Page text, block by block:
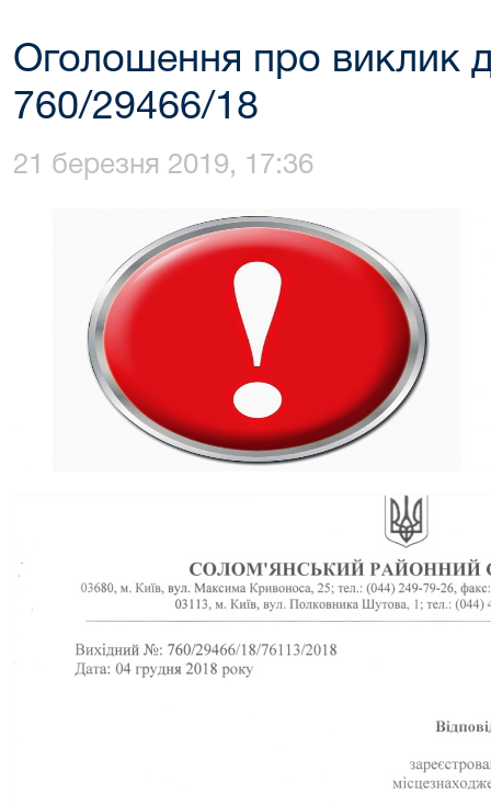
Оголошення про виклик
760/29466/18
21 березня 2019, 17:36